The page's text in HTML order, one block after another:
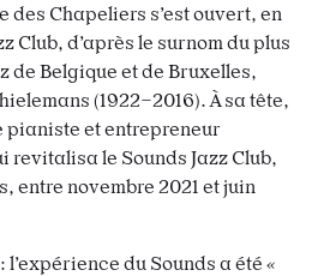
des Chapeliers s’est ouvert, en
Club, d’après le surnom du plus
de Belgique et de Bruxelles,
(1922–2016). À sa tête,
pianiste et entrepreneur
revitalisa le Sounds Jazz Club,
entre novembre 2021 et juin
du Sounds a été «